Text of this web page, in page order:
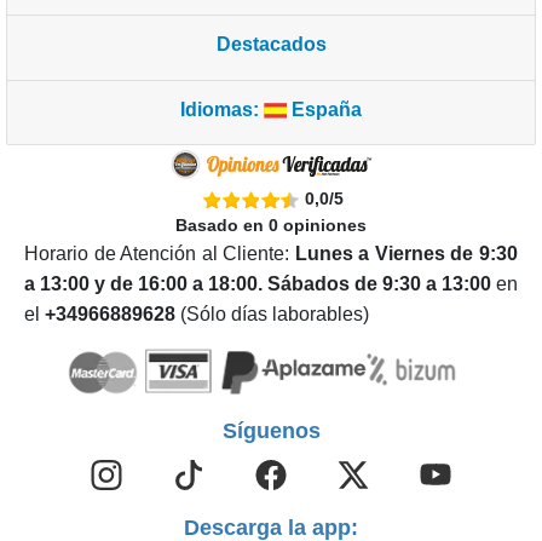
Destacados
Idiomas: España
0,0/5
Basado en 0 opiniones
Horario de Atención al Cliente: Lunes a Viernes de 9:30
a 13:00 y de 16:00 a 18:00. Sábados de 9:30 a 13:00 en
el +34966889628 (Sólo días laborables)
Síguenos
Descarga la app: